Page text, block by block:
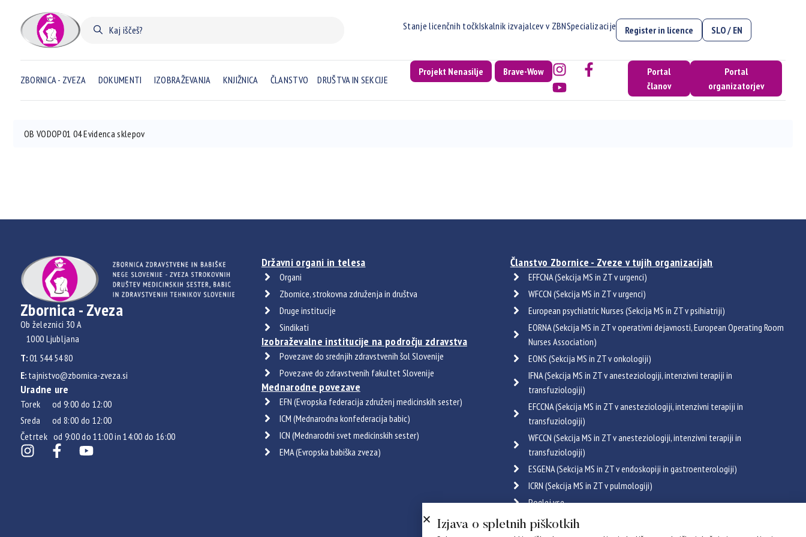
Stanje licenčnih točkIskalnik izvajalcev v ZBNSpecializacije Register in licence SLO / EN
ZBORNICA - ZVEZA DOKUMENTI IZOBRAŽEVANJA KNJIŽNICA ČLANSTVO DRUŠTVA IN SEKCIJE
Projekt Nenasilje Brave-Wow
Portal
članov
Portal
organizatorjev
OB VODOP01 04 Evidenca sklepov
Zbornica - Zveza
Ob železnici 30 A
1000 Ljubljana
T:01 544 54 80
E:tajnistvo@zbornica-zveza.si
Uradne ure
Torek od 9:00 do 12:00
Sreda od 8:00 do 12:00
Četrtek od 9:00 do 11:00 in 14:00 do 16:00
Državni organi in telesa
Organi
Zbornice, strokovna združenja in društva
Druge institucije
Sindikati
Izobraževalne institucije na področju zdravstva
Povezave do srednjih zdravstvenih šol Slovenije
Povezave do zdravstvenih fakultet Slovenije
Mednarodne povezave
EFN (Evropska federacija združenj medicinskih sester)
ICM (Mednarodna konfederacija babic)
ICN (Mednarodni svet medicinskih sester)
EMA (Evropska babiška zveza)
Članstvo Zbornice - Zveze v tujih organizacijah
EFFCNA (Sekcija MS in ZT v urgenci)
WFCCN (Sekcija MS in ZT v urgenci)
European psychiatric Nurses (Sekcija MS in ZT v psihiatriji)
EORNA (Sekcija MS in ZT v operativni dejavnosti, European Operating Room
Nurses Association)
EONS (Sekcija MS in ZT v onkologiji)
IFNA (Sekcija MS in ZT v anesteziologiji, intenzivni terapiji in
transfuziologiji)
EFCCNA (Sekcija MS in ZT v anesteziologiji, intenzivni terapiji in
transfuziologiji)
WFCCN (Sekcija MS in ZT v anesteziologiji, intenzivni terapiji in
transfuziologiji)
ESGENA (Sekcija MS in ZT v endoskopiji in gastroenterologiji)
ICRN (Sekcija MS in ZT v pulmologiji)
Poglej vse
Certifikati
Izjava o spletnih piškotkih